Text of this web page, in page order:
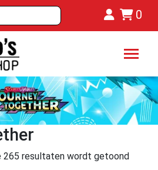
0
265 resultaten wordt getoond